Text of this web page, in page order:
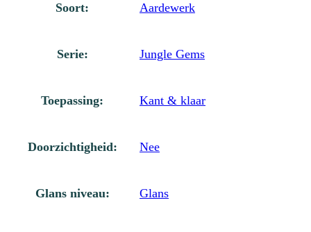
Soort: Aardewerk
Serie: Jungle Gems
Toepassing: Kant & klaar
Doorzichtigheid: Nee
Glans niveau: Glans